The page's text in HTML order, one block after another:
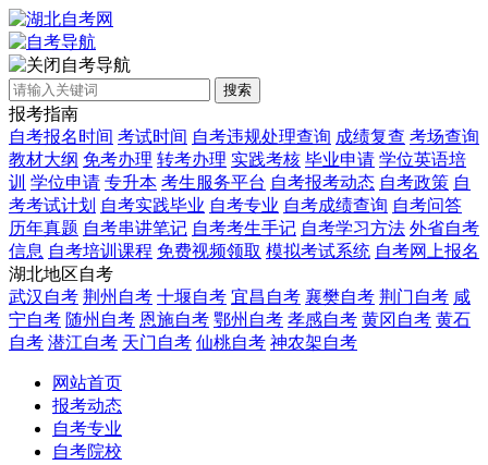
自考导航
搜索
报考指南
自考报名时间 考试时间 自考违规处理查询 成绩复查 考场查询
教材大纲 免考办理 转考办理 实践考核 毕业申请 学位英语培
训 学位申请 专升本 考生服务平台 自考报考动态 自考政策 自
考考试计划 自考实践毕业 自考专业 自考成绩查询 自考问答
历年真题 自考串讲笔记 自考考生手记 自考学习方法 外省自考
信息 自考培训课程 免费视频领取 模拟考试系统 自考网上报名
湖北地区自考
武汉自考 荆州自考 十堰自考 宜昌自考 襄樊自考 荆门自考 咸
宁自考 随州自考 恩施自考 鄂州自考 孝感自考 黄冈自考 黄石
自考 潜江自考 天门自考 仙桃自考 神农架自考
网站首页
报考动态
自考专业
自考院校